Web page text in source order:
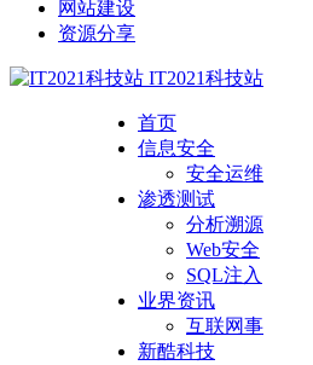
网站建设
资源分享
IT2021科技站
首页
信息安全
安全运维
渗透测试
分析溯源
Web安全
SQL注入
业界资讯
互联网事
新酷科技